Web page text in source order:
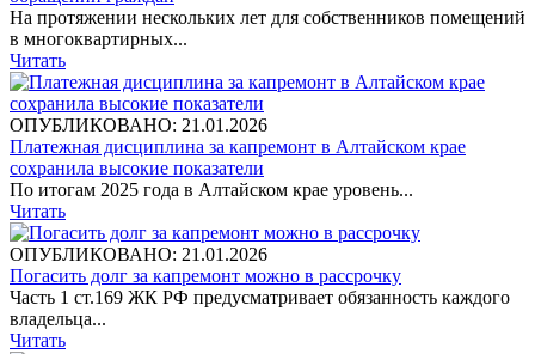
На протяжении нескольких лет для собственников помещений
в многоквартирных...
Читать
ОПУБЛИКОВАНО: 21.01.2026
Платежная дисциплина за капремонт в Алтайском крае
сохранила высокие показатели
По итогам 2025 года в Алтайском крае уровень...
Читать
ОПУБЛИКОВАНО: 21.01.2026
Погасить долг за капремонт можно в рассрочку
Часть 1 ст.169 ЖК РФ предусматривает обязанность каждого
владельца...
Читать